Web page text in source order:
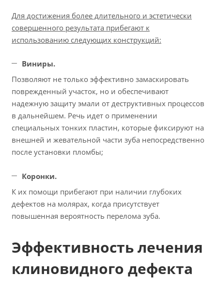
Для достижения более длительного и эстетически
совершенного результата прибегают к
использованию следующих конструкций:
Виниры.
Позволяют не только эффективно замаскировать
поврежденный участок, но и обеспечивают
надежную защиту эмали от деструктивных процессов
в дальнейшем. Речь идет о применении
специальных тонких пластин, которые фиксируют на
внешней и жевательной части зуба непосредственно
после установки пломбы;
Коронки.
К их помощи прибегают при наличии глубоких
дефектов на молярах, когда присутствует
повышенная вероятность перелома зуба.
Эффективность лечения
клиновидного дефекта